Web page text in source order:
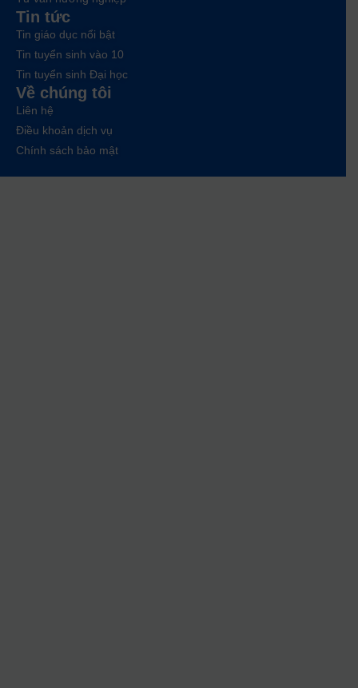
Tin tức
Tin giáo dục nổi bật
Tin tuyển sinh vào 10
Tin tuyển sinh Đại học
Về chúng tôi
Liên hệ
Điều khoản dịch vụ
Chính sách bảo mật